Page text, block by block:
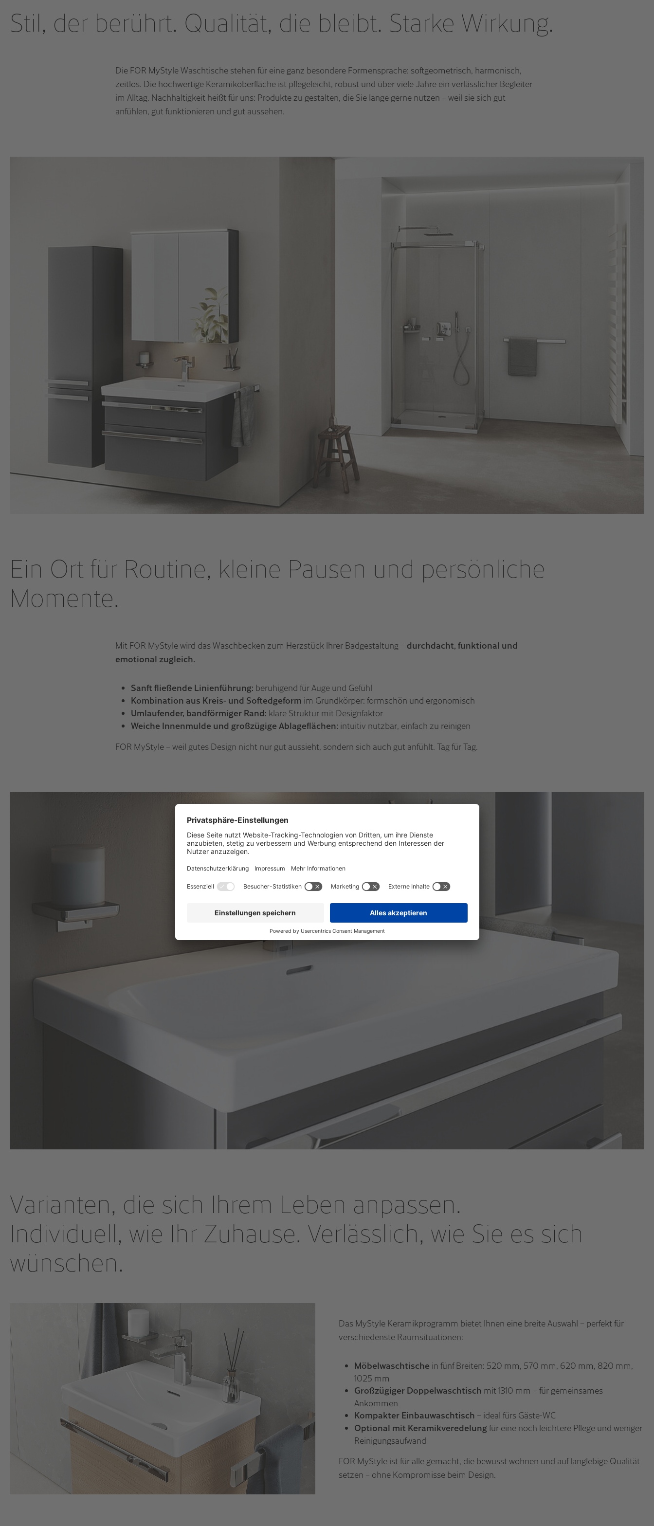
Stil, der berührt. Qualität, die bleibt. Starke Wirkung.
Die FOR MyStyle Waschtische stehen für eine ganz besondere Formensprache: softgeometrisch, harmonisch,
zeitlos. Die hochwertige Keramikoberfläche ist pflegeleicht, robust und über viele Jahre ein verlässlicher Begleiter
im Alltag. Nachhaltigkeit heißt für uns: Produkte zu gestalten, die Sie lange gerne nutzen – weil sie sich gut
anfühlen, gut funktionieren und gut aussehen.
Ein Ort für Routine, kleine Pausen und persönliche
Momente.
Mit FOR MyStyle wird das Waschbecken zum Herzstück Ihrer Badgestaltung – durchdacht, funktional und
emotional zugleich.
Sanft fließende Linienführung: beruhigend für Auge und Gefühl
Kombination aus Kreis- und Softedgeform im Grundkörper: formschön und ergonomisch
Umlaufender, bandförmiger Rand: klare Struktur mit Designfaktor
Weiche Innenmulde und großzügige Ablageflächen: intuitiv nutzbar, einfach zu reinigen
FOR MyStyle – weil gutes Design nicht nur gut aussieht, sondern sich auch gut anfühlt. Tag für Tag.
Varianten, die sich Ihrem Leben anpassen.
Individuell, wie Ihr Zuhause. Verlässlich, wie Sie es sich
wünschen.
Das MyStyle Keramikprogramm bietet Ihnen eine breite Auswahl – perfekt für
verschiedenste Raumsituationen:
Möbelwaschtische in fünf Breiten: 520 mm, 570 mm, 620 mm, 820 mm,
1025 mm
Großzügiger Doppelwaschtisch mit 1310 mm – für gemeinsames
Ankommen
Kompakter Einbauwaschtisch – ideal fürs Gäste-WC
Optional mit Keramikveredelung für eine noch leichtere Pflege und weniger
Reinigungsaufwand
FOR MyStyle ist für alle gemacht, die bewusst wohnen und auf langlebige Qualität
setzen – ohne Kompromisse beim Design.